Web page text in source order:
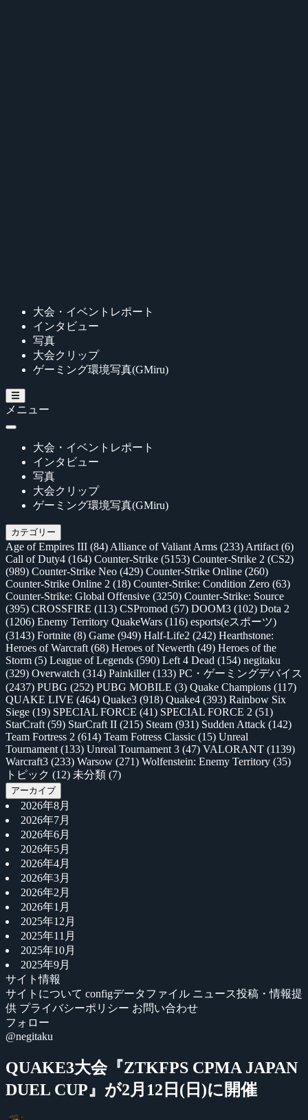
大会・イベントレポート
インタビュー
写真
大会クリップ
ゲーミング環境写真(GMiru)
メニュー
大会・イベントレポート
インタビュー
写真
大会クリップ
ゲーミング環境写真(GMiru)
カテゴリー
Age of Empires III (84) Alliance of Valiant Arms (233) Artifact (6)
Call of Duty4 (164) Counter-Strike (5153) Counter-Strike 2 (CS2)
(989) Counter-Strike Neo (429) Counter-Strike Online (260)
Counter-Strike Online 2 (18) Counter-Strike: Condition Zero (63)
Counter-Strike: Global Offensive (3250) Counter-Strike: Source
(395) CROSSFIRE (113) CSPromod (57) DOOM3 (102) Dota 2
(1206) Enemy Territory QuakeWars (116) esports(eスポーツ)
(3143) Fortnite (8) Game (949) Half-Life2 (242) Hearthstone:
Heroes of Warcraft (68) Heroes of Newerth (49) Heroes of the
Storm (5) League of Legends (590) Left 4 Dead (154) negitaku
(329) Overwatch (314) Painkiller(133) PC・ゲーミングデバイス
(2437) PUBG (252) PUBG MOBILE (3) Quake Champions (117)
QUAKE LIVE (464) Quake3 (918) Quake4 (393) Rainbow Six
Siege (19) SPECIAL FORCE (41) SPECIAL FORCE 2 (51)
StarCraft (59) StarCraft II (215) Steam (931) Sudden Attack (142)
Team Fortress 2 (614) Team Fotress Classic (15) Unreal
Tournament (133) Unreal Tournament 3 (47) VALORANT (1139)
Warcraft3 (233) Warsow (271) Wolfenstein: Enemy Territory (35)
トピック (12) 未分類 (7)
アーカイブ
2026年8月
2026年7月
2026年6月
2026年5月
2026年4月
2026年3月
2026年2月
2026年1月
2025年12月
2025年11月
2025年10月
2025年9月
サイト情報
サイトについて configデータファイル ニュース投稿・情報提
供 プライバシーポリシー お問い合わせ
フォロー
@negitaku
QUAKE3大会『ZTKFPS CPMA JAPAN
DUEL CUP』が2月12日(日)に開催